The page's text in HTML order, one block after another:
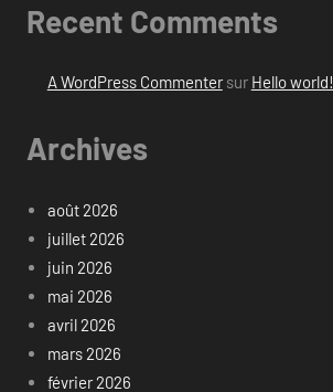
Recent Comments
A WordPress Commentersur Hello world!
Archives
août 2026
juillet 2026
juin 2026
mai 2026
avril 2026
mars 2026
février 2026